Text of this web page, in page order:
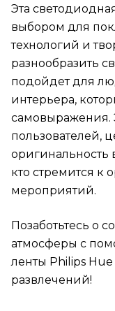
Эта
выбором для
технологий и
разнообразить
подойдет для
интерьера,
самовыражения.
пользователей,
оригинальность
кто стремится к
мероприятий.
Позаботьтесь о
атмосферы с
ленты Philips
развлечений!